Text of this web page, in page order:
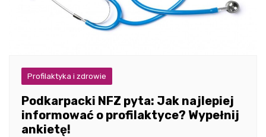
Profilaktyka i zdrowie
Podkarpacki NFZ pyta: Jak najlepiej
informować o profilaktyce? Wypełnij
ankietę!